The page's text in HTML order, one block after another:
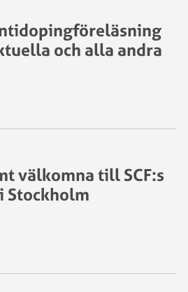
och alla andra
välkomna till SCF:s
Stockholm